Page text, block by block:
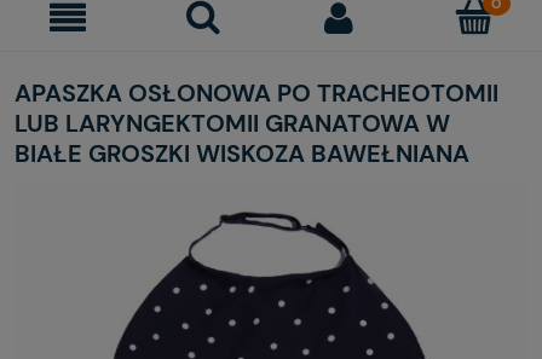
APASZKA OSŁONOWA PO TRACHEOTOMII
LUB LARYNGEKTOMII GRANATOWA W
BIAŁE GROSZKI WISKOZA BAWEŁNIANA